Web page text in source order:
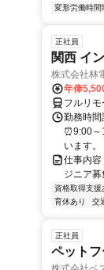
変形労働時間
正社員
関西 イ
株式会社林
年俸
フルリモ
勤務時間
⏰9:00
います。
仕事内容
ジニア
資格取得支援
育休あり
交
正社員
ペット